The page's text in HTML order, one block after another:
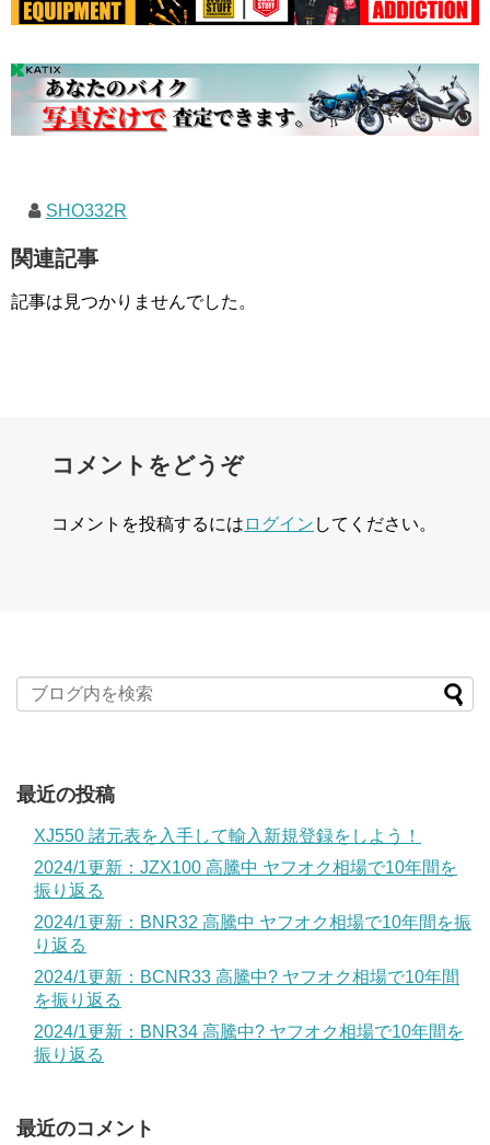
SHO332R
関連記事
記事は見つかりませんでした。
コメントをどうぞ
コメントを投稿するには ログイン してください。
最近の投稿
XJ550 諸元表を入手して輸入新規登録をしよう！
2024/1更新：JZX100 高騰中 ヤフオク相場で10年間を
振り返る
2024/1更新：BNR32 高騰中 ヤフオク相場で10年間を振
り返る
2024/1更新：BCNR33 高騰中? ヤフオク相場で10年間
を振り返る
2024/1更新：BNR34 高騰中? ヤフオク相場で10年間を
振り返る
最近のコメント